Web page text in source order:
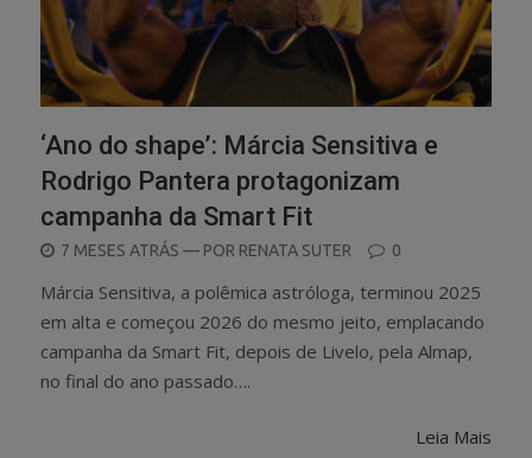
‘Ano do shape’: Márcia Sensitiva e
Rodrigo Pantera protagonizam
campanha da Smart Fit
POSTED
ON
7 MESES ATRÁS — POR RENATA SUTER 0
Márcia Sensitiva, a polêmica astróloga, terminou 2025
em alta e começou 2026 do mesmo jeito, emplacando
campanha da Smart Fit, depois de Livelo, pela Almap,
no final do ano passado….
Leia Mais